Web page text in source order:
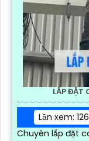
LẮP ĐẶT
Lần xem:
Chuyên lắp đặt